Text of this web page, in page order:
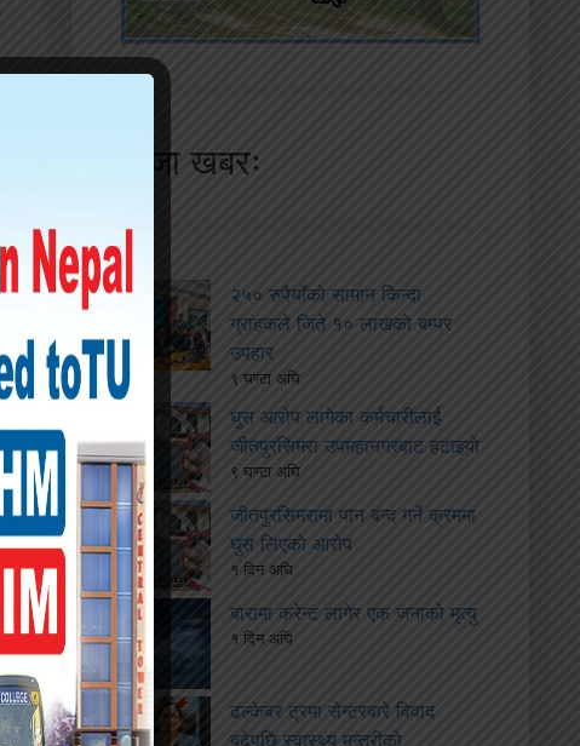
ताजा खबरः
२५० रुपैयाँको सामान किन्दा
ग्राहकले जिते १० लाखको बम्पर
उपहार
९ घण्टा अघि
घुस आरोप लागेका कर्मचारीलाई
जीतपुरसिमरा उपमहानगरबाट हटाइयो
९ घण्टा अघि
जीतपुरसिमरामा पान बन्द गर्ने क्रममा
घुस लिएको आरोप
१ दिन अघि
बारामा करेन्ट लागेर एक जनाको मृत्यु
१ दिन अघि
ढल्केबर ट्रमा सेन्टरबारे विवाद
बढेपछि स्वास्थ्य मन्त्रीको